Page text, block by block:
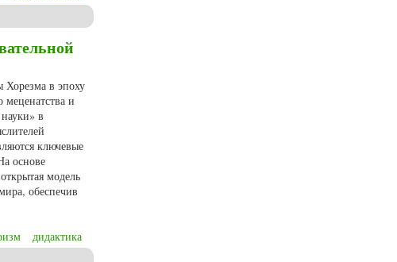
Хорезма в эпоху
и
в
ключевые
основе
модель
обеспечив
дидактика